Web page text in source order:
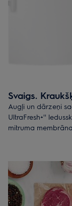
Svaigs.
Augļi un dārzeņi
UltraFresh+''
mitruma